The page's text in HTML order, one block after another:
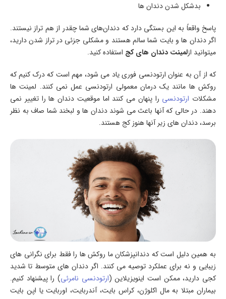
بدشکل شدن دندان ها
پاسخ واقعاً به این بستگی دارد که دندان‌های شما چقدر از هم تراز نیستند.
اگر دندان ها و بایت شما سالم هستند و مشکلی جزئی در تراز شدن دارید،
میتوانید ازلمینت دندان های کج استفاده کنید.
که از آن به عنوان ارتودنسی فوری یاد می شود، مهم است که درک کنیم که
روکش ها مانند یک درمان معمولی ارتودنسی عمل نمی کنند. لمینت ها
مشکلات ارتودنسی را پنهان می کنند اما موقعیت دندان ها را تغییر نمی
دهند. در حالی که آنها باعث می شوند دندان ها و لبخند شما صاف به نظر
برسد، دندان های زیر آنها هنوز کج هستند.
به همین دلیل است که دندانپزشکان ما روکش ها را فقط برای نگرانی های
زیبایی و نه برای عملکرد توصیه می کنند. اگر دندان های متوسط تا شدید
کجی دارید، ممکن است اینویزیلاین (ارتودنسی نامرئی) را پیشنهاد کنیم.
بیماران مبتلا به مال اکلوژن، کراس بایت، آندربایت، اوربایت یا اپن بایت